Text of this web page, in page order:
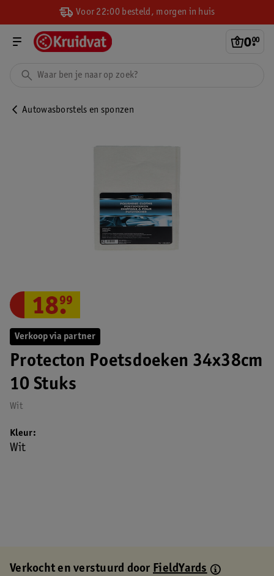
Voor 22:00 besteld, morgen in huis
0.
00
Autowasborstels en sponzen
Verkoop via partner
Protecton Poetsdoeken 34x38cm
10 Stuks
Wit
18.
99
Kleur
Wit
Verkocht en verstuurd doorFieldYards